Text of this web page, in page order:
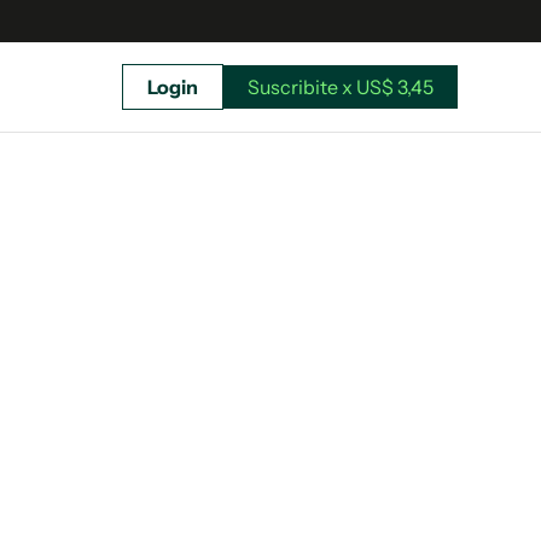
Login Suscribite x US$ 3,45